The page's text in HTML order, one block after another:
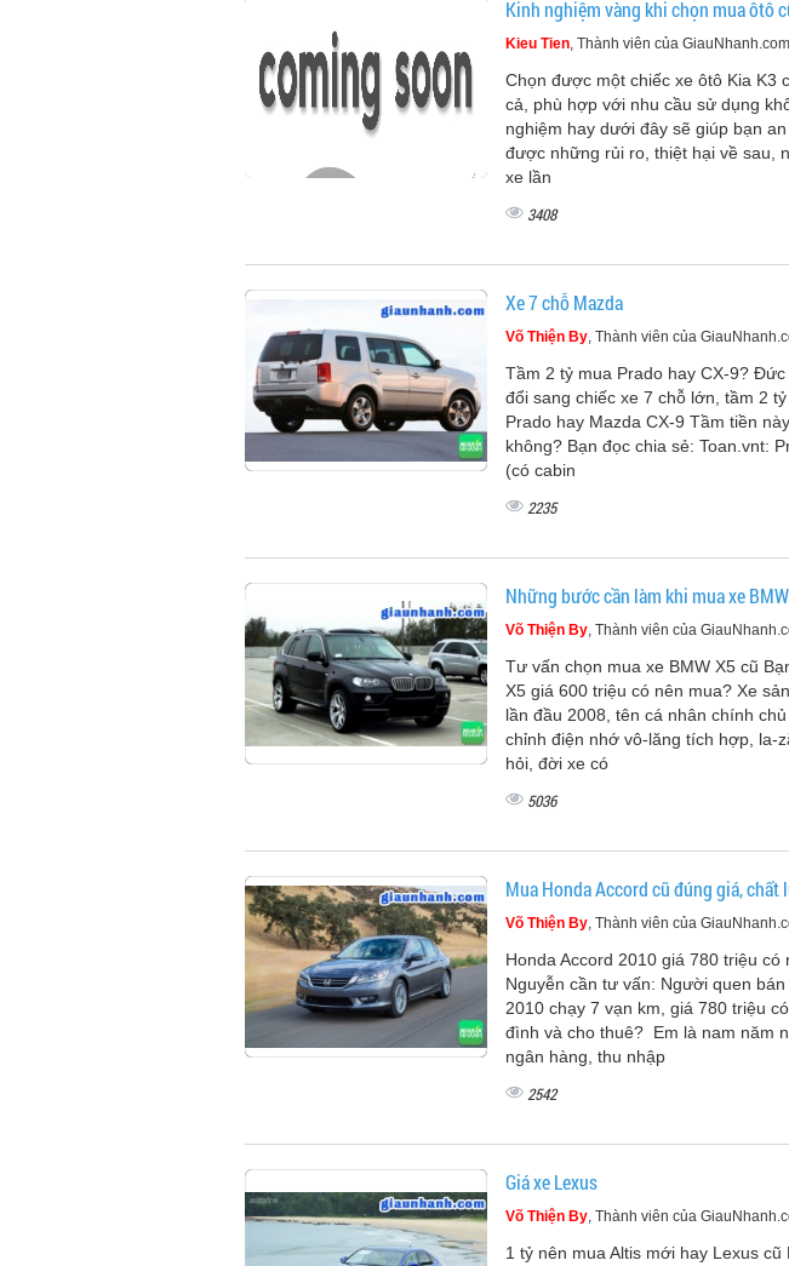
Kinh nghiệm vàng khi chọn mua ôtô
Kieu Tien, Thành viên của GiauNhanh.com
Chọn được một chiếc xe ôtô Kia K3
cả, phù hợp với nhu cầu sử dụng
nghiệm hay dưới đây sẽ giúp bạn
được những rủi ro, thiệt hại về sau,
xe lần
3408
Xe 7 chỗ Mazda
Võ Thiện By, Thành viên của
Tầm 2 tỷ mua Prado hay CX-9?
đổi sang chiếc xe 7 chỗ lớn, tầm 2
Prado hay Mazda CX-9 Tầm tiền
không? Bạn đọc chia sẻ: Toan.vnt:
(có cabin
2235
Những bước cần làm khi mua xe
Võ Thiện By, Thành viên của
Tư vấn chọn mua xe BMW X5 cũ
X5 giá 600 triệu có nên mua? Xe
lần đầu 2008, tên cá nhân chính
chỉnh điện nhớ vô-lăng tích hợp, la-
hỏi, đời xe có
5036
Mua Honda Accord cũ đúng giá, chất
Võ Thiện By, Thành viên của
Honda Accord 2010 giá 780 triệu có
Nguyễn cần tư vấn: Người quen
2010 chạy 7 vạn km, giá 780 triệu
đình và cho thuê? Em là nam năm
ngân hàng, thu nhập
2542
Giá xe Lexus
Võ Thiện By, Thành viên của
1 tỷ nên mua Altis mới hay Lexus